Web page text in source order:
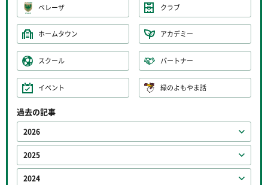
ベレーザ クラブ
ホームタウン アカデミー
スクール パートナー
イベント 緑のよもやま話
過去の記事
2026
2025
2024